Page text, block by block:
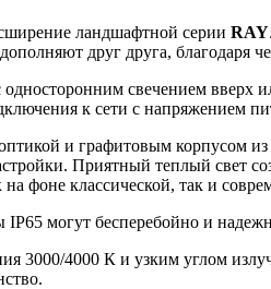
ландшафтной серии RAY
друг друга, благодаря
односторонним свечением вверх
к сети с напряжением
и графитовым корпусом
Приятный теплый
фоне классической, так и
IP65 могут бесперебойно и
3000/4000 К и узким углом